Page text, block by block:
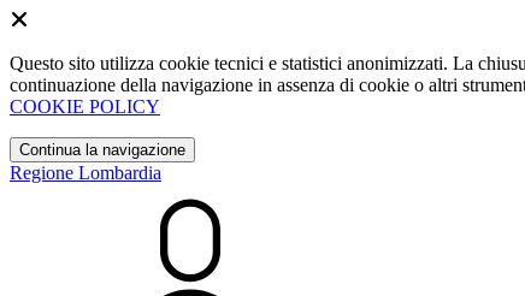
Questo sito utilizza cookie tecnici e statistici anonimizzati. La
continuazione della navigazione in assenza di cookie o altri
COOKIE POLICY
Continua la navigazione
Regione Lombardia